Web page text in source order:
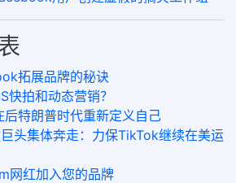
拓展品牌的秘诀
快拍和动态营销？
特朗普时代重新定义自己
头集体奔走：力保TikTok继续在美运
网红加入您的品牌